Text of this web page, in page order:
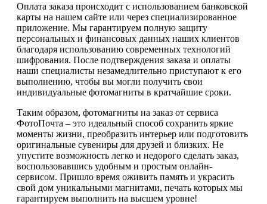
Оплата заказа происходит с использованием банковской
карты на нашем сайте или через специализированное
приложение. Мы гарантируем полную защиту
персональных и финансовых данных наших клиентов
благодаря использованию современных технологий
шифрования. После подтверждения заказа и оплаты
наши специалисты незамедлительно приступают к его
выполнению, чтобы вы могли получить свои
индивидуальные фотомагниты в кратчайшие сроки.
Таким образом, фотомагниты на заказ от сервиса
ФотоПочта – это идеальный способ сохранить яркие
моменты жизни, преобразить интерьер или подготовить
оригинальные сувениры для друзей и близких. Не
упустите возможность легко и недорого сделать заказ,
воспользовавшись удобным и простым онлайн-
сервисом. Пришло время оживить память и украсить
свой дом уникальными магнитами, печать которых мы
гарантируем выполнить на высшем уровне!